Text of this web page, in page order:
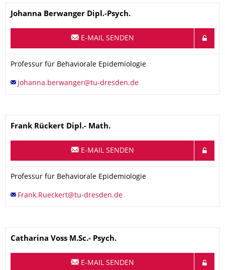
Name
Johanna Berwanger Dipl.-Psych.
E-MAIL SENDEN
Organisationsname
Professur für Behaviorale Epidemiologie
Professur für Behaviorale Epidemiologie
Name
Frank Rückert Dipl.- Math.
E-MAIL SENDEN
Organisationsname
Professur für Behaviorale Epidemiologie
Professur für Behaviorale Epidemiologie
Name
Catharina Voss M.Sc.- Psych.
E-MAIL SENDEN